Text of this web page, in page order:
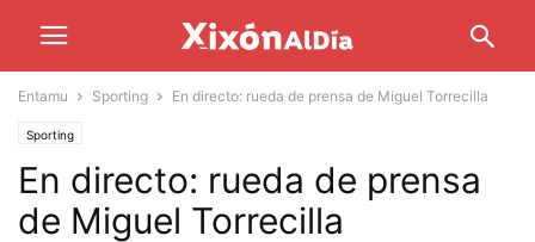
Entamu Sporting En directo: rueda de prensa de Miguel Torrecilla
Sporting
En directo: rueda de prensa
de Miguel Torrecilla